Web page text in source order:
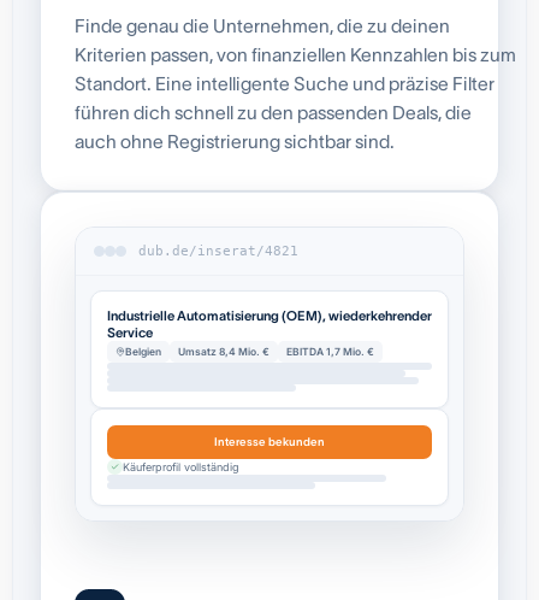
Finde genau die Unternehmen, die zu deinen
Kriterien passen, von finanziellen Kennzahlen bis zum
Standort. Eine intelligente Suche und präzise Filter
führen dich schnell zu den passenden Deals, die
auch ohne Registrierung sichtbar sind.
dub.de/inserat/4821
Industrielle Automatisierung (OEM), wiederkehrender
Service
Belgien Umsatz 8,4 Mio. € EBITDA 1,7 Mio. €
Interesse bekunden
Käuferprofil vollständig